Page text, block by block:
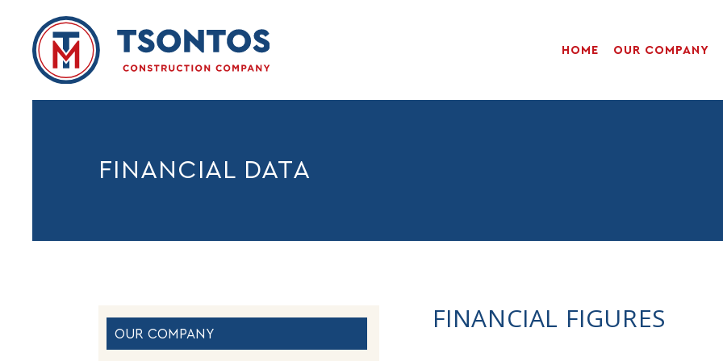
HOME OUR COMPANY
FINANCIAL DATA
HOME
FINANCIAL FIGURES
OUR COMPANY